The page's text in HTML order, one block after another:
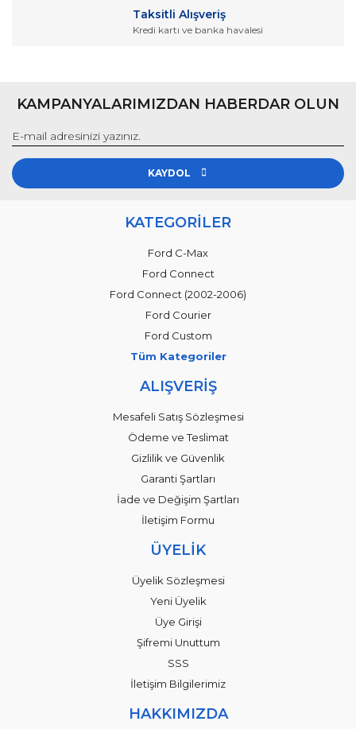
Taksitli Alışveriş
Kredi kartı ve banka havalesi
KAMPANYALARIMIZDAN HABERDAR OLUN
KAYDOL
KATEGORİLER
Ford C-Max
Ford Connect
Ford Connect (2002-2006)
Ford Courier
Ford Custom
Tüm Kategoriler
ALIŞVERİŞ
Mesafeli Satış Sözleşmesi
Ödeme ve Teslimat
Gizlilik ve Güvenlik
Garanti Şartları
İade ve Değişim Şartları
İletişim Formu
ÜYELİK
Üyelik Sözleşmesi
Yeni Üyelik
Üye Girişi
Şifremi Unuttum
SSS
İletişim Bilgilerimiz
HAKKIMIZDA